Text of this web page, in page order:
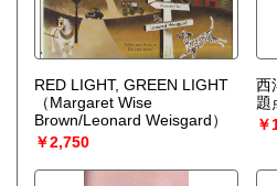
RED LIGHT, GREEN LIGHT
（Margaret Wise
Brown/Leonard Weisgard）
￥2,750
西
題
￥